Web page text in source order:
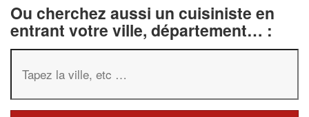
Ou cherchez aussi un cuisiniste en
entrant votre ville, département… :